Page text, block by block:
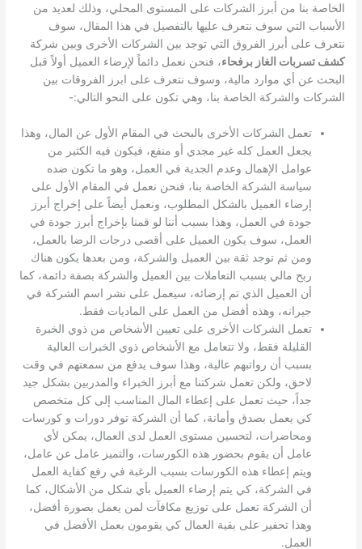
الخاصة بنا من أبرز الشركات على المستوى المحلي، وذلك لعديد من
الأسباب التي سوف نتعرف عليها بالتفصيل في هذا المقال، سوف
نتعرف على أبرز الفروق التي توجد بين الشركات الأخرى وبين شركة
كشف تسربات الغاز برفحاء، فنحن نعمل دائماً لإرضاء العميل أولاً قبل
البحث عن أي موارد مالية، وسوف نتعرف على ابرز الفروقات بين
الشركات والشركة الخاصة بنا، وهي تكون على النحو التالي:-
تعمل الشركات الأخرى بالبحث في المقام الأول عن المال، وهذا
يجعل العمل كله غير مجدي أو منفع، فيكون فيه الكثير من
عوامل الإهمال وعدم الجدية في العمل، وهو ما تكون ضده
سياسة الشركة الخاصة بنا، فنحن نعمل في المقام الأول على
إرضاء العميل بالشكل المطلوب، ونعمل أيضاً على إخراج أبرز
جودة في العمل، وهذا بسبب أننا لو قمنا بإخراج أبرز جودة في
العمل، سوف يكون العميل على أقصى درجات الرضا بالعمل،
ومن ثم توجد ثقة بين العميل والشركة، ومن بعدها يكون هناك
ربح مالي بسبب التعاملات بين العميل والشركة بصفة دائمة، كما
أن العميل الذي تم إرضائه، سيعمل على نشر اسم الشركة في
جيرانه، وهذه أفضل من العمل على الماديات فقط.
تعمل الشركات الأخرى على تعيين الأشخاص من ذوي الخبرة
القليلة فقط، ولا تتعامل مع الأشخاص ذوي الخبرات العالية
بسبب أن رواتبهم عالية، وهذا سوف يدفع من سمعتهم في وقت
لاحق، ولكن تعمل شركتنا مع أبرز الخبراء والمدربين بشكل جيد
جداً، حيث تعمل على إعطاء المال المناسب إلى كل متخصص
كي يعمل بصدق وأمانة، كما أن الشركة توفر دورات و كورسات
ومحاضرات، لتحسين مستوى العمل لدى العمال، يمكن لأي
عامل أن يقوم بحضور هذه الكورسات، والتميز عامل عن عامل،
ويتم إعطاء هذه الكورسات بسبب الرغبة في رفع كفاية العمل
في الشركة، كي يتم إرضاء العميل بأي شكل من الأشكال، كما
أن الشركة تعمل على توزيع مكافآت لمن يعمل بصورة أفضل،
وهذا تحفير على بقية العمال كي يقومون بعمل الأفضل في
العمل.